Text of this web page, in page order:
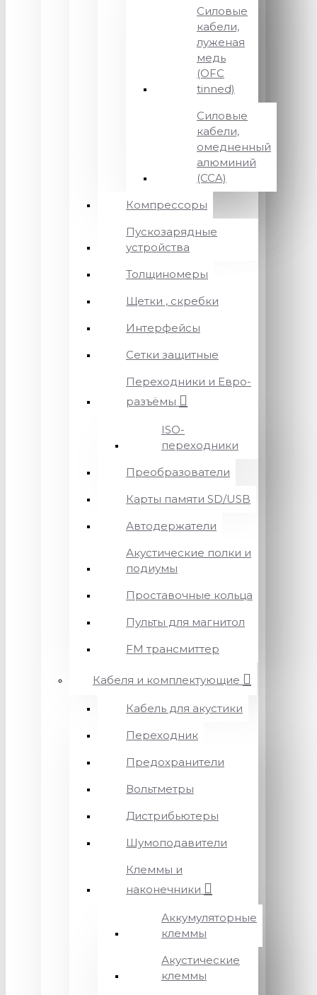
Силовые
кабели,
луженая
медь
(OFC
tinned)
Силовые
кабели,
омедненный
алюминий
(CCA)
Компрессоры
Пускозарядные
устройства
Толщиномеры
Щетки , скребки
Интерфейсы
Сетки защитные
Переходники и Евро-
разъёмы
ISO-
переходники
Преобразователи
Карты памяти SD/USB
Автодержатели
Акустические полки и
подиумы
Проставочные кольца
Пульты для магнитол
FM трансмиттер
Кабеля и комплектующие
Кабель для акустики
Переходник
Предохранители
Вольтметры
Дистрибьютеры
Шумоподавители
Клеммы и
наконечники
Аккумуляторные
клеммы
Акустические
клеммы